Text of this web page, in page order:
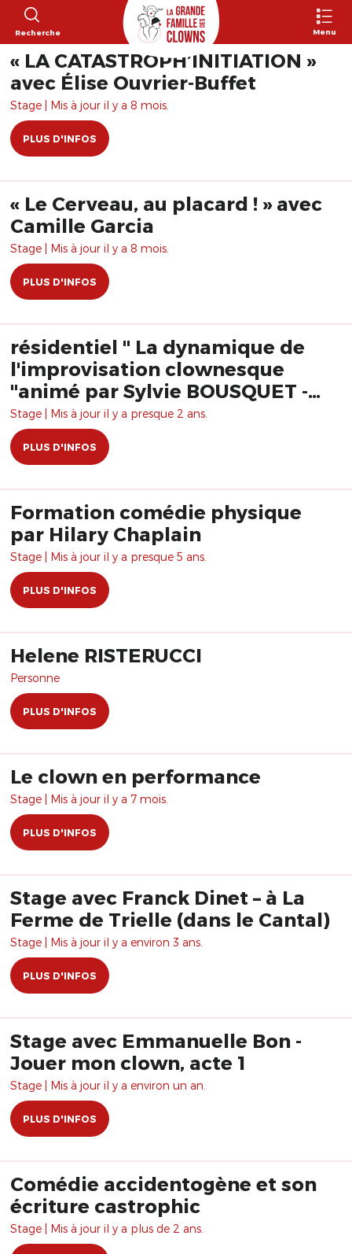
Recherche Menu
« LA CATASTROPH’INITIATION »
avec Élise Ouvrier-Buffet
Stage | Mis à jour il y a 8 mois.
PLUS D'INFOS
« Le Cerveau, au placard ! » avec
Camille Garcia
Stage | Mis à jour il y a 8 mois.
PLUS D'INFOS
résidentiel " La dynamique de
l'improvisation clownesque
"animé par Sylvie BOUSQUET -
Pepi MORENA Formation
Stage | Mis à jour il y a presque 2 ans.
PLUS D'INFOS
Formation comédie physique
par Hilary Chaplain
Stage | Mis à jour il y a presque 5 ans.
PLUS D'INFOS
Helene RISTERUCCI
Personne
PLUS D'INFOS
Le clown en performance
Stage | Mis à jour il y a 7 mois.
PLUS D'INFOS
Stage avec Franck Dinet – à La
Ferme de Trielle (dans le Cantal)
Stage | Mis à jour il y a environ 3 ans.
PLUS D'INFOS
Stage avec Emmanuelle Bon -
Jouer mon clown, acte 1
Stage | Mis à jour il y a environ un an.
PLUS D'INFOS
Comédie accidentogène et son
écriture castrophic
Stage | Mis à jour il y a plus de 2 ans.